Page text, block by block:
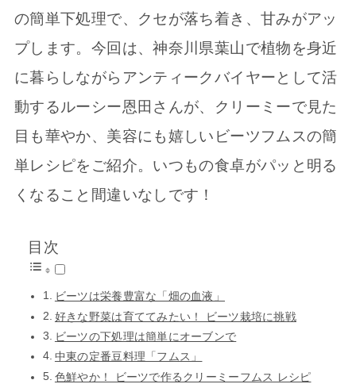
の簡単下処理で、クセが落ち着き、甘みがアッ
プします。今回は、神奈川県葉山で植物を身近
に暮らしながらアンティークバイヤーとして活
動するルーシー恩田さんが、クリーミーで見た
目も華やか、美容にも嬉しいビーツフムスの簡
単レシピをご紹介。いつもの食卓がパッと明る
くなること間違いなしです！
目次
ビーツは栄養豊富な「畑の血液」
好きな野菜は育ててみたい！ ビーツ栽培に挑戦
ビーツの下処理は簡単にオーブンで
中東の定番豆料理「フムス」
色鮮やか！ ビーツで作るクリーミーフムス レシピ